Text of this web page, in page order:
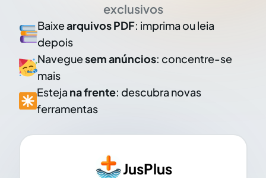
exclusivos
Baixearquivos PDF: imprima ou leia
depois
Naveguesem anúncios: concentre-se
mais
Esteja na frente: descubra novas
ferramentas
JusPlus